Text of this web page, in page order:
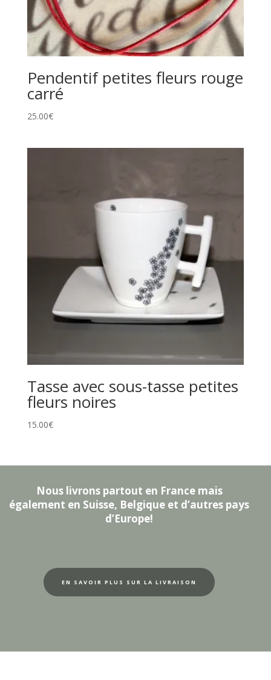
Pendentif petites fleurs rouge
carré
25.00€
Tasse avec sous-tasse petites
fleurs noires
15.00€
Nous livrons partout en France mais
également en Suisse, Belgique et d’autres pays
d’Europe!
EN SAVOIR PLUS SUR LA LIVRAISON